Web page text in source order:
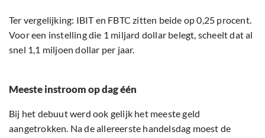
Ter vergelijking: IBIT en FBTC zitten beide op 0,25 procent.
Voor een instelling die 1 miljard dollar belegt, scheelt dat al
snel 1,1 miljoen dollar per jaar.
Meeste instroom op dag één
Bij het debuut werd ook gelijk het meeste geld
aangetrokken. Na de allereerste handelsdag moest de